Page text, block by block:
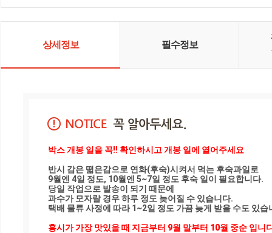
지 않습니다. 📸현재는 2018년 산이
반시, 지역명이 바뀌면서 밀양반시
가 된 더 달콤한 홍시 ❘ 대봉시 ❘ 겨
건강한 자연각식 무유황 곶감 ❘ 눈
상세정보 필수정보
박스 개봉 일을 꼭!! 확인하시고 개봉 일에 열어주세요
반시 감은 떫은감으로 연화(후숙)시켜서 먹는 후숙과일로
9월엔 4일 정도, 10월엔 5~7일 정도 후숙 일이 필요합니다.
당일 작업으로 발송이 되기 때문에
과수가 모자랄 경우 하루 정도 늦어질 수 있습니다.
택배 물류 사정에 따라 1~2일 정도 가끔 늦게 받을 수도 있습
홍시가 가장 맛있을 때 지금부터 9월 말부터 10월 중순 입니